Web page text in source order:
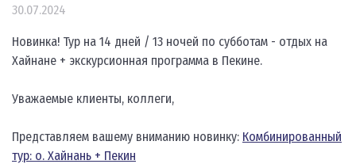
30.07.2024
Новинка! Тур на 14 дней / 13 ночей по субботам - отдых на
Хайнане + экскурсионная программа в Пекине.
Уважаемые клиенты, коллеги,
Представляем вашему вниманию новинку: Комбинированный
тур: о. Хайнань + Пекин